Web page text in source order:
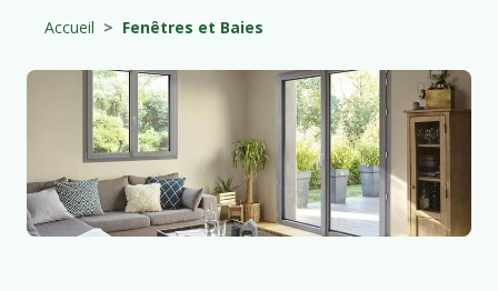
Accueil Fenêtres et Baies